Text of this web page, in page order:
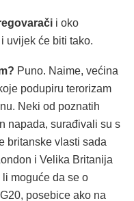
i oko
uvijek će biti tako.
Puno. Naime, većina
podupiru terorizam
Neki od poznatih
napada, surađivali su s
britanske vlasti sada
i Velika Britanija
moguće da se o
posebice ako na